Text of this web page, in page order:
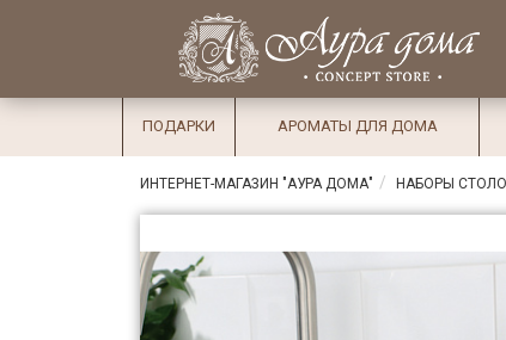
Избранное
×
СалоныДоставка
Оплата
Подарки
Ароматы
для дома
хрусталь
ПОДАРКИ АРОМАТЫ ДЛЯ ДОМА
ИНТЕРНЕТ-МАГАЗИН "АУРА ДОМА" НАБОРЫ